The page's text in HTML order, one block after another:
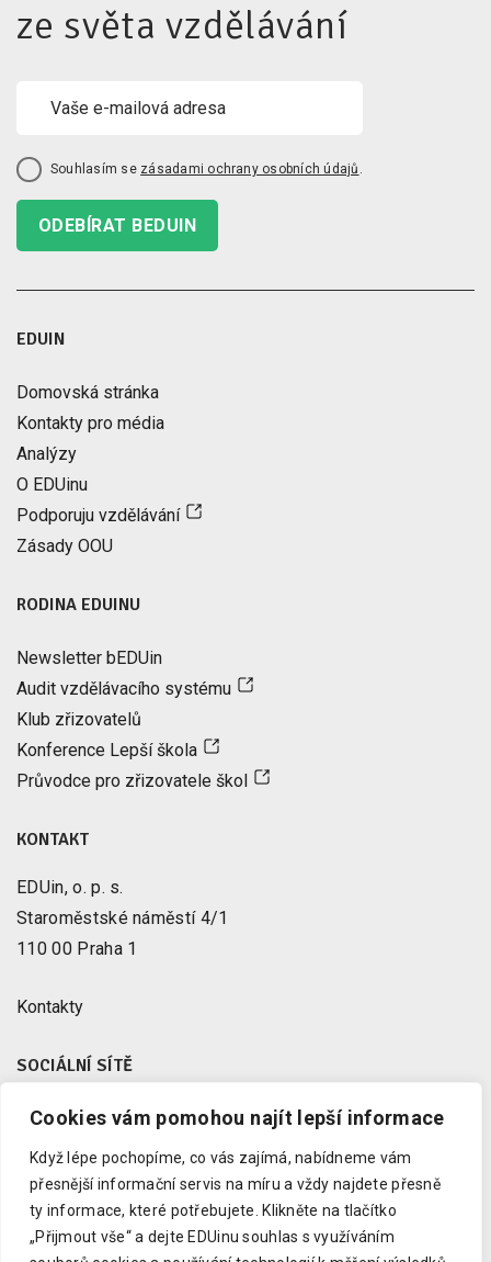
Cookies vám pomohou najít lepší informace
Když lépe pochopíme, co vás zajímá, nabídneme vám
přesnější informační servis na míru a vždy najdete přesně
ty informace, které potřebujete.
Klikněte na tlačítko
„Přijmout vše“ a dejte EDUinu souhlas s využíváním
ze světa vzdělávání
Souhlasím se zásadami ochrany osobních údajů .
ODEBÍRAT BEDUIN
EDUIN
Domovská stránka
Kontakty pro média
Analýzy
O EDUinu
Podporuju vzdělávání
Zásady OOU
RODINA EDUINU
Newsletter bEDUin
Audit vzdělávacího systému
Klub zřizovatelů
Konference Lepší škola
Průvodce pro zřizovatele škol
KONTAKT
EDUin, o. p. s.
Staroměstské náměstí 4/1
110 00 Praha 1
Kontakty
SOCIÁLNÍ SÍTĚ
Facebook
Instagram
Youtube
LinkedIn